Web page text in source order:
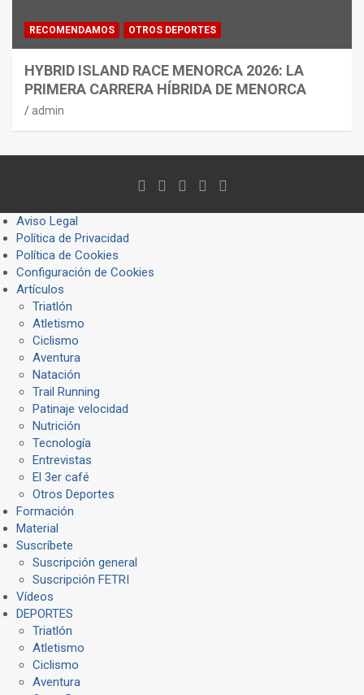
RECOMENDAMOS OTROS DEPORTES
HYBRID ISLAND RACE MENORCA 2026: LA
PRIMERA CARRERA HÍBRIDA DE MENORCA
admin
Aviso Legal
Política de Privacidad
Política de Cookies
Configuración de Cookies
Artículos
Triatlón
Atletismo
Ciclismo
Aventura
Natación
Trail Running
Patinaje velocidad
Nutrición
Tecnología
Entrevistas
El 3er café
Otros Deportes
Formación
Material
Suscríbete
Suscripción general
Suscripción FETRI
Vídeos
DEPORTES
Triatlón
Atletismo
Ciclismo
Aventura